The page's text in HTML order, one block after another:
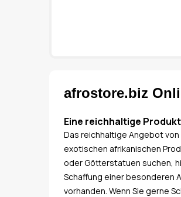
afrostore.biz
Eine reichhaltige
Das reichhaltige Angebot
exotischen afrikanischen
oder Götterstatuen suchen,
Schaffung einer besonderen
vorhanden. Wenn Sie gerne